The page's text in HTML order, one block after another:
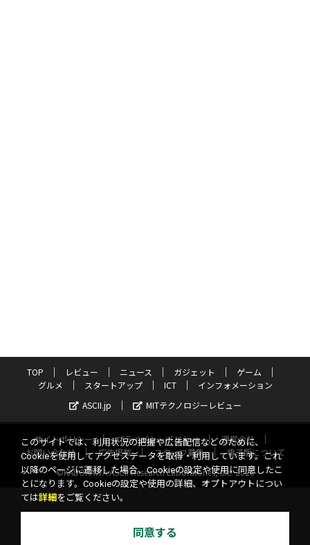
TOP レビュー ニュース ガジェット
ゲーム
グルメ
スタートアップ ICT
インフォメーション
ASCII.jp
MITテクノロジーレビュー
サイトポリシー プライバシーポリシー
運営会社
お問い合わせ
広告掲載 スタッフ募集
電子版について
©KADOKAWA ASCII Research Laboratories, Inc. 2026
このサイトでは、利用状況の把握や広告配信などのために、
Cookieを使用してアクセスデータを取得・利用しています。これ
以降のページに遷移した場合、Cookieの設定や使用に同意したこ
とになります。Cookieの設定や使用の詳細、オプトアウトについ
ては詳細 をご覧ください。
同意する